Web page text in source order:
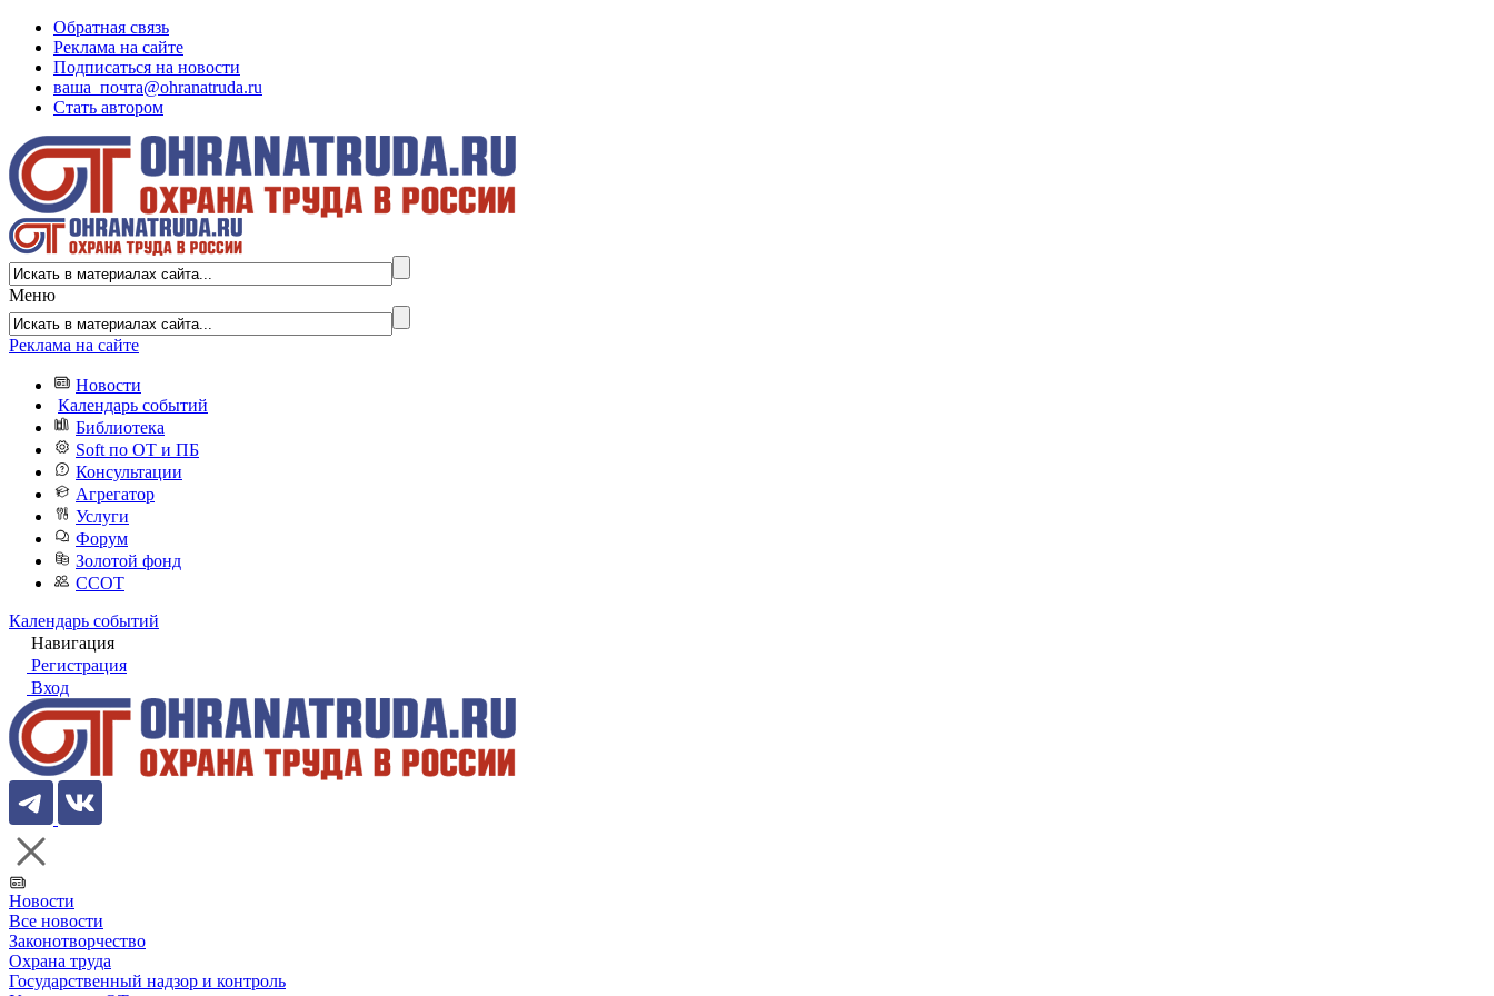
Обратная связь
Реклама на сайте
Подписаться на новости
ваша_почта@ohranatruda.ru
Стать автором
Меню
Реклама на сайте
Новости
Календарь событий
Библиотека
Soft по ОТ и ПБ
Консультации
Агрегатор
Услуги
Форум
Золотой фонд
ССОТ
Календарь событий
Навигация
Регистрация
Вход
Новости
Все новости
Законотворчество
Охрана труда
Государственный надзор и контроль